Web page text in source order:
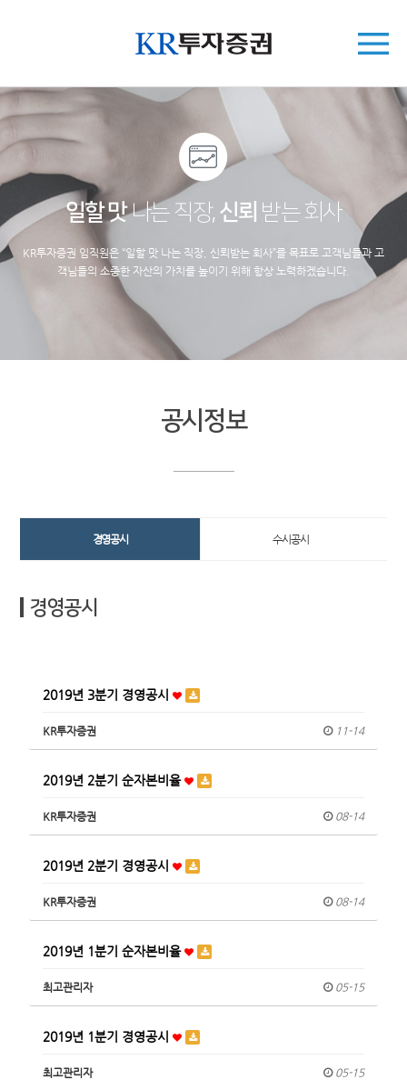
일할 맛나는 직장,신뢰 받는 회사
KR투자증권 임직원은 “일할 맛 나는 직장, 신뢰받는 회사”를 목표로 고객님들과 고
객님들의 소중한 자산의 가치를 높이기 위해 항상 노력하겠습니다.
공시정보
경영공시 수시공시
경영공시
2019년 3분기 경영공시
KR투자증권 11-14
2019년 2분기 순자본비율
KR투자증권 08-14
2019년 2분기 경영공시
KR투자증권 08-14
2019년 1분기 순자본비율
최고관리자 05-15
2019년 1분기 경영공시
최고관리자 05-15